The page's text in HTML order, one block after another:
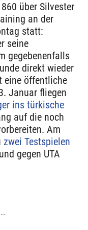
über Silvester
an der
statt:
seine
gegebenenfalls
direkt wieder
eine öffentliche
Januar fliegen
ins türkische
auf die noch
Am
zwei Testspielen
gegen UTA